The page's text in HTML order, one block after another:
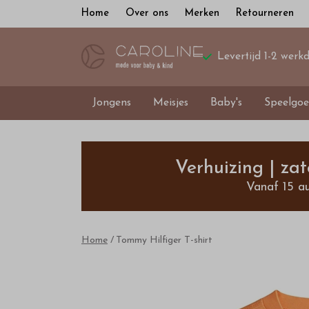
Home Over ons Merken Retourneren
Levertijd 1-2
Jongens Meisjes Baby's
Tommy
Verhuizing |
Vanaf 15
Home Tommy Hilfiger T-shirt